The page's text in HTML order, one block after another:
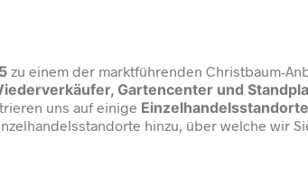
zu einem der marktführenden Christbaum-
Gartencenter und
uns auf einige Einzelhandelsstandorte
hinzu, über welche wir